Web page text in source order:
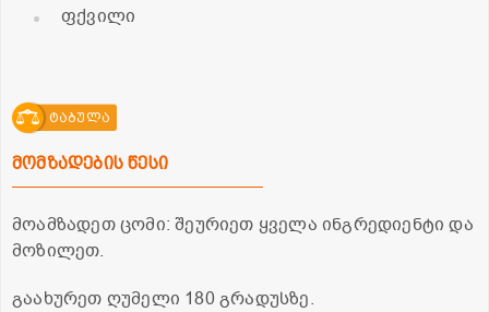
ფქვილი
ტაბულა
მომზადების წესი
მოამზადეთ ცომი: შეურიეთ ყველა ინგრედიენტი და
მოზილეთ.
გაახურეთ ღუმელი 180 გრადუსზე.